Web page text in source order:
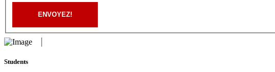
ENVOYEZ!
Students